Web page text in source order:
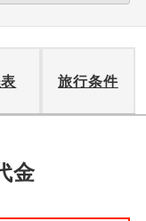
旅行条件
金